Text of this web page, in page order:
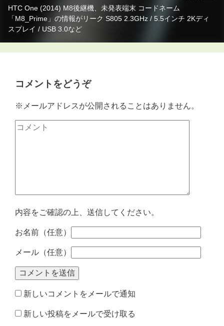
HTC One (2014) M8後継機、未発表端末 コードネーム
「M8_Prime」の情報がリーク S805 2.3GHz / 5.5インチ 2Kディ
スプレイ / USB 3.0など
コメントをどうぞ
※メールアドレスが公開されることはありません。
内容をご確認の上、送信してください。
お名前（任意）
メール（任意）
新しいコメントをメールで通知
新しい投稿をメールで受け取る